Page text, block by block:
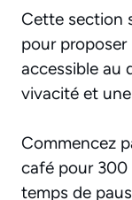
Cette section
pour
accessible au
vivacité et
Commencez
café pour 300
temps de